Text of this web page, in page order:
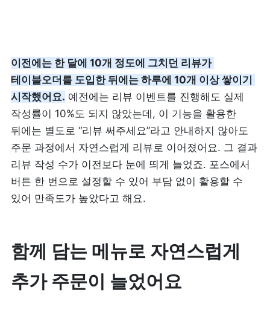
이전에는 한 달에 10개 정도에 그치던 리뷰가
테이블오더를 도입한 뒤에는 하루에 10개 이상 쌓이기
시작했어요. 예전에는 리뷰 이벤트를 진행해도 실제
작성률이 10%도 되지 않았는데, 이 기능을 활용한
뒤에는 별도로 “리뷰 써주세요”라고 안내하지 않아도
주문 과정에서 자연스럽게 리뷰로 이어졌어요. 그 결과
리뷰 작성 수가 이전보다 눈에 띄게 늘었죠. 포스에서
버튼 한 번으로 설정할 수 있어 부담 없이 활용할 수
있어 만족도가 높았다고 해요.
함께 담는 메뉴로 자연스럽게
추가 주문이 늘었어요